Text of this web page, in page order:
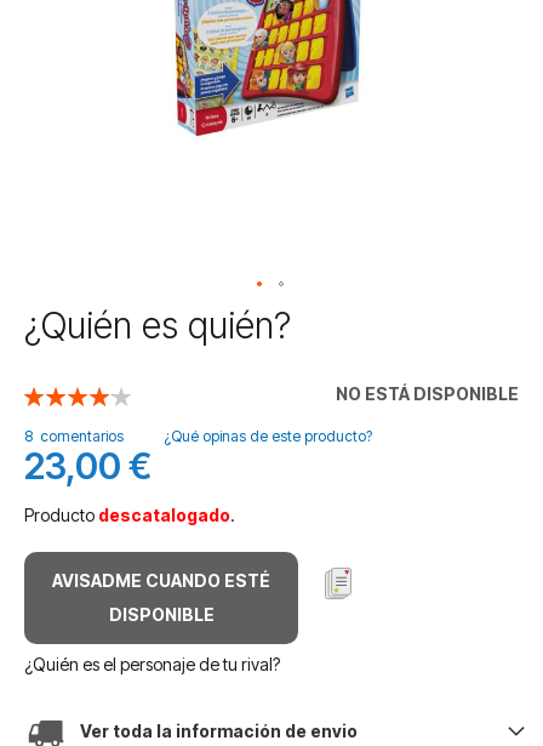
Saltar
al
de
la
galería
de
imágenes
¿Quién es quién?
NO ESTÁ DISPONIBLE
Valoración:
8 comentarios ¿Qué opinas de este producto?
23,00 €
Producto descatalogado.
AVISADME CUANDO ESTÉ
DISPONIBLE
¿Quién es el personaje de tu rival?
Ver toda la información de envio